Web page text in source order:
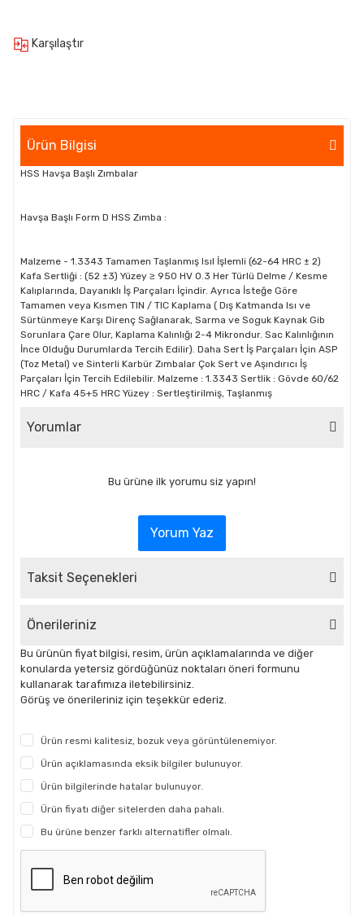
Karşılaştır
Ürün Bilgisi
HSS Havşa Başlı Zımbalar
Havşa Başlı Form D HSS Zımba :
Malzeme - 1.3343 Tamamen Taşlanmış Isıl İşlemli (62-64 HRC ± 2)
Kafa Sertliği : (52 ±3) Yüzey ≥ 950 HV 0.3 Her Türlü Delme / Kesme
Kalıplarında, Dayanıklı İş Parçaları İçindir. Ayrıca İsteğe Göre
Tamamen veya Kısmen TIN / TIC Kaplama ( Dış Katmanda Isı ve
Sürtünmeye Karşı Direnç Sağlanarak, Sarma ve Soguk Kaynak Gib
Sorunlara Çare Olur, Kaplama Kalınlığı 2-4 Mikrondur. Sac Kalınlığının
İnce Olduğu Durumlarda Tercih Edilir). Daha Sert İş Parçaları İçin ASP
(Toz Metal) ve Sinterli Karbür Zımbalar Çok Sert ve Aşındırıcı İş
Parçaları İçin Tercih Edilebilir. Malzeme : 1.3343 Sertlik : Gövde 60/62
HRC / Kafa 45+5 HRC Yüzey : Sertleştirilmiş, Taşlanmış
Yorumlar
Bu ürüne ilk yorumu siz yapın!
Yorum Yaz
Taksit Seçenekleri
Önerileriniz
Bu ürünün fiyat bilgisi, resim, ürün açıklamalarında ve diğer
konularda yetersiz gördüğünüz noktaları öneri formunu
kullanarak tarafımıza iletebilirsiniz.
Görüş ve önerileriniz için teşekkür ederiz.
Ürün resmi kalitesiz, bozuk veya görüntülenemiyor.
Ürün açıklamasında eksik bilgiler bulunuyor.
Ürün bilgilerinde hatalar bulunuyor.
Ürün fiyatı diğer sitelerden daha pahalı.
Bu ürüne benzer farklı alternatifler olmalı.